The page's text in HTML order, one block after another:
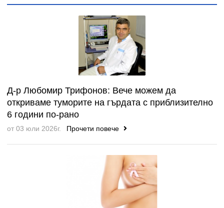
Д-р Любомир Трифонов: Вече можем да
откриваме туморите на гърдата с приблизително
6 години по-рано
от 03 юли 2026г. Прочети повече